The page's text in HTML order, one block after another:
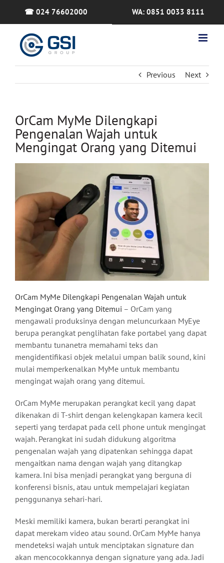
☎ 024 76602000 WA: 0851 0033 8111
Previous Next
OrCam MyMe Dilengkapi
Pengenalan Wajah untuk
Mengingat Orang yang Ditemui
OrCam MyMe Dilengkapi Pengenalan Wajah untuk
Mengingat Orang yang Ditemui – OrCam yang
mengawali produksinya dengan meluncurkaan MyEye
berupa perangkat penglihatan fake portabel yang dapat
membantu tunanetra memahami teks dan
mengidentifikasi objek melalui umpan balik sound, kini
mulai memperkenalkan MyMe untuk membantu
mengingat wajah orang yang ditemui.
OrCam MyMe merupakan perangkat kecil yang dapat
dikenakan di T-shirt dengan kelengkapan kamera kecil
seperti yang terdapat pada cell phone untuk mengingat
wajah. Perangkat ini sudah didukung algoritma
pengenalan wajah yang dipatenkan sehingga dapat
mengaitkan nama dengan wajah yang ditangkap
kamera. Ini bisa menjadi perangkat yang berguna di
konferensi bisnis, atau untuk mempelajari kegiatan
penggunanya sehari-hari.
Meski memiliki kamera, bukan berarti perangkat ini
dapat merekam video atau sound. OrCam MyMe hanya
mendeteksi wajah untuk menciptakan signature dan
akan mencocokkannya dengan signature yang ada. Jadi